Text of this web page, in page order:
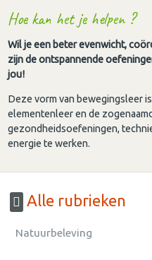
Hoe kan het je helpen ?
Wil je een beter evenwicht,
zijn de ontspannende
jou!
Deze vorm van bewegingsleer
elementenleer en de
gezondheidsoefeningen,
energie te werken.
Alle rubrieken
Natuurbeleving